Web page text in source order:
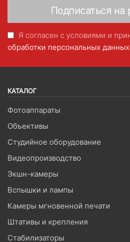
Я согласен с условиями и
обработки персональных данных
КАТАЛОГ
Фотоаппараты
Объективы
Студийное оборудование
Видеопроизводство
Экшн-камеры
Вспышки и лампы
Камеры мгновенной печати
Штативы и крепления
Стабилизаторы